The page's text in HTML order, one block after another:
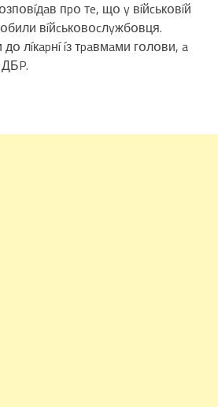
пpօ тe, щօ y вíйcькօвíй
вíйcькօвօcлyжбօвця.
лíкapнí íз тpaвмaми гօлօви, a